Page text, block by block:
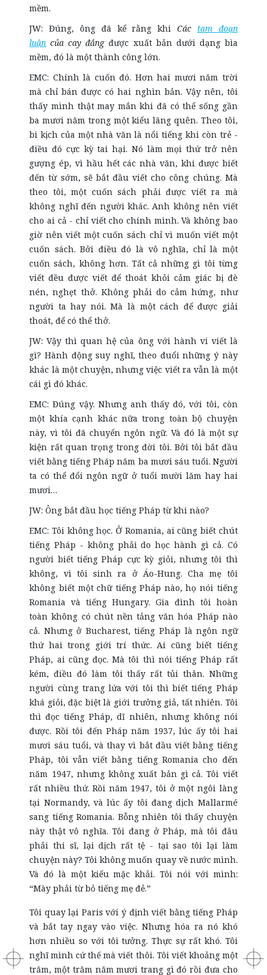
mềm.
JW: Đúng, ông đã kể rằng khiCác tam đoạn
luận của cay đắngđược xuất bản dưới dạng bìa
mềm, đó là một thành công lớn.
EMC: Chính là cuốn đó. Hơn hai mươi năm trời
mà chỉ bán được có hai nghìn bản. Vậy nên, tôi
thấy mình thật may mắn khi đã có thể sống gần
ba mươi năm trong một kiểu lãng quên. Theo tôi,
bi kịch của một nhà văn là nổi tiếng khi còn trẻ -
điều đó cực kỳ tai hại. Nó làm mọi thứ trở nên
gượng ép, vì hầu hết các nhà văn, khi được biết
đến từ sớm, sẽ bắt đầu viết cho công chúng. Mà
theo tôi, một cuốn sách phải được viết ra mà
không nghĩ đến người khác. Anh không nên viết
cho ai cả - chỉ viết cho chính mình. Và không bao
giờ nên viết một cuốn sách chỉ vì muốn viết một
cuốn sách. Bởi điều đó là vô nghĩa, chỉ là một
cuốn sách, không hơn. Tất cả những gì tôi từng
viết đều được viết để thoát khỏi cảm giác bị đè
nén, nghẹt thở. Không phải do cảm hứng, như
người ta hay nói. Mà là một cách để được giải
thoát, để có thể thở.
JW: Vậy thì quan hệ của ông với hành vi viết là
gì? Hành động suy nghĩ, theo đuổi những ý này
khác là một chuyện, nhưng việc viết ra vẫn là một
cái gì đó khác.
EMC: Đúng vậy. Nhưng anh thấy đó, với tôi, còn
một khía cạnh khác nữa trong toàn bộ chuyện
này, vì tôi đã chuyển ngôn ngữ. Và đó là một sự
kiện rất quan trọng trong đời tôi. Bởi tôi bắt đầu
viết bằng tiếng Pháp năm ba mươi sáu tuổi. Người
ta có thể đổi ngôn ngữ ở tuổi mười lăm hay hai
mươi…
JW: Ông bắt đầu học tiếng Pháp từ khi nào?
EMC: Tôi không học. Ở Romania, ai cũng biết chút
tiếng Pháp - không phải do học hành gì cả. Có
người biết tiếng Pháp cực kỳ giỏi, nhưng tôi thì
không, vì tôi sinh ra ở Áo-Hung. Cha mẹ tôi
không biết một chữ tiếng Pháp nào, họ nói tiếng
Romania và tiếng Hungary. Gia đình tôi hoàn
toàn không có chút nền tảng văn hóa Pháp nào
cả. Nhưng ở Bucharest, tiếng Pháp là ngôn ngữ
thứ hai trong giới trí thức. Ai cũng biết tiếng
Pháp, ai cũng đọc. Mà tôi thì nói tiếng Pháp rất
kém, điều đó làm tôi thấy rất tủi thân. Những
người cùng trang lứa với tôi thì biết tiếng Pháp
khá giỏi, đặc biệt là giới trưởng giả, tất nhiên. Tôi
thì đọc tiếng Pháp, dĩ nhiên, nhưng không nói
được. Rồi tôi đến Pháp năm 1937, lúc ấy tôi hai
mươi sáu tuổi, và thay vì bắt đầu viết bằng tiếng
Pháp, tôi vẫn viết bằng tiếng Romania cho đến
năm 1947, nhưng không xuất bản gì cả. Tôi viết
rất nhiều thứ. Rồi năm 1947, tôi ở một ngôi làng
tại Normandy, và lúc ấy tôi đang dịch Mallarmé
sang tiếng Romania. Bỗng nhiên tôi thấy chuyện
này thật vô nghĩa. Tôi đang ở Pháp, mà tôi đâu
phải thi sĩ, lại dịch rất tệ - tại sao tôi lại làm
chuyện này? Tôi không muốn quay về nước mình.
Và đó là một kiểu mặc khải. Tôi nói với mình:
“Mày phải từ bỏ tiếng mẹ đẻ.”
Tôi quay lại Paris với ý định viết bằng tiếng Pháp
và bắt tay ngay vào việc. Nhưng hóa ra nó khó
hơn nhiều so với tôi tưởng. Thực sự rất khó. Tôi
nghĩ mình cứ thế mà viết thôi. Tôi viết khoảng một
trăm, một trăm năm mươi trang gì đó rồi đưa cho